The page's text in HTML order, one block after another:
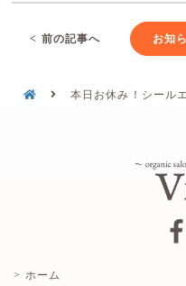
< 前の記事へ お知
本日お休み！シール
> ホーム